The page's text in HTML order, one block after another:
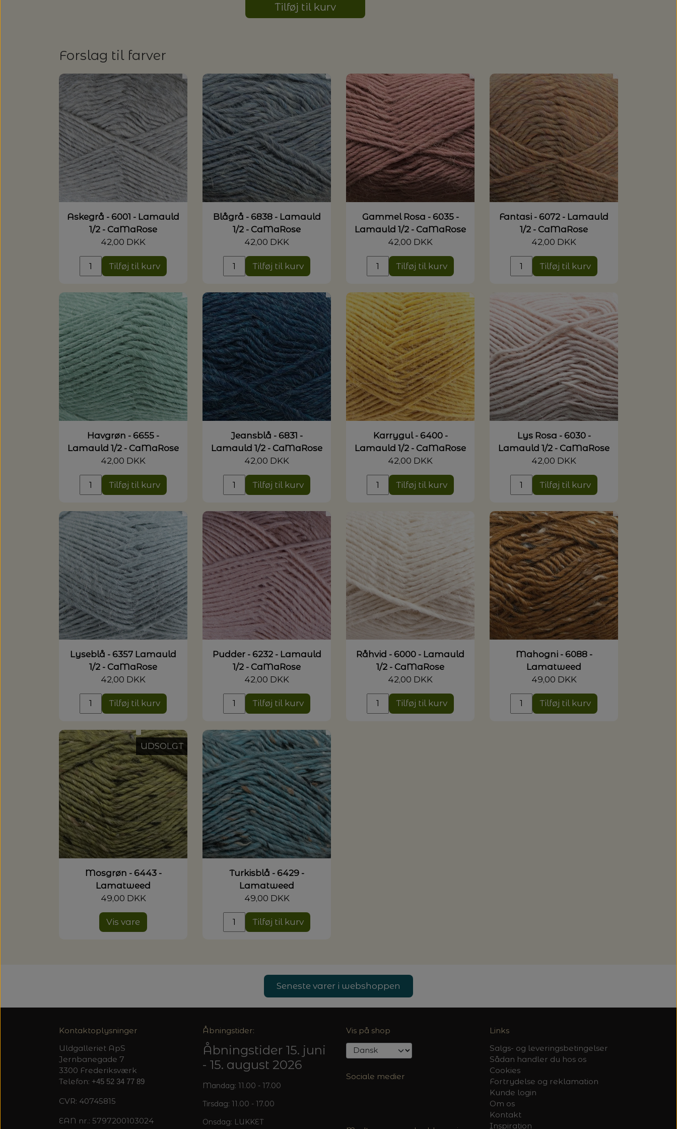
Tilføj til kurv
Forslag til farver
Askegrå - 6001 - Lamauld
1/2 - CaMaRose
42,00 DKK
Tilføj til kurv
Blågrå - 6838 - Lamauld
1/2 - CaMaRose
42,00 DKK
Tilføj til kurv
Gammel Rosa - 6035 -
Lamauld 1/2 - CaMaRose
42,00 DKK
Tilføj til kurv
Fantasi - 6072 - Lamauld
1/2 - CaMaRose
42,00 DKK
Tilføj til kurv
Havgrøn - 6655 -
Lamauld 1/2 - CaMaRose
42,00 DKK
Tilføj til kurv
Jeansblå - 6831 -
Lamauld 1/2 - CaMaRose
42,00 DKK
Tilføj til kurv
Karrygul - 6400 -
Lamauld 1/2 - CaMaRose
42,00 DKK
Tilføj til kurv
Lys Rosa - 6030 -
Lamauld 1/2 - CaMaRose
42,00 DKK
Tilføj til kurv
Lyseblå - 6357 Lamauld
1/2 - CaMaRose
42,00 DKK
Tilføj til kurv
Pudder - 6232 - Lamauld
1/2 - CaMaRose
42,00 DKK
Tilføj til kurv
Råhvid - 6000 - Lamauld
1/2 - CaMaRose
42,00 DKK
Tilføj til kurv
Mahogni - 6088 -
Lamatweed
49,00 DKK
Tilføj til kurv
UDSOLGT
Mosgrøn - 6443 -
Lamatweed
49,00 DKK
Vis vare
Turkisblå - 6429 -
Lamatweed
49,00 DKK
Tilføj til kurv
Seneste varer i webshoppen
Kontaktoplysninger
Uldgalleriet ApS
Jernbanegade 7
3300 Frederiksværk
Telefon: +45 52 34 77 89
CVR: 40745815
EAN nr.: 5797200103024
Åbningstider:
Åbningstider 15. juni
- 15. august 2026
Mandag: 11.00 - 17.00
Tirsdag: 11.00 - 17.00
Onsdag: LUKKET
Vis på shop
Sociale medier
Links
Salgs- og leveringsbetingelser
Sådan handler du hos os
Cookies
Fortrydelse og reklamation
Kunde login
Om os
Kontakt
Inspiration